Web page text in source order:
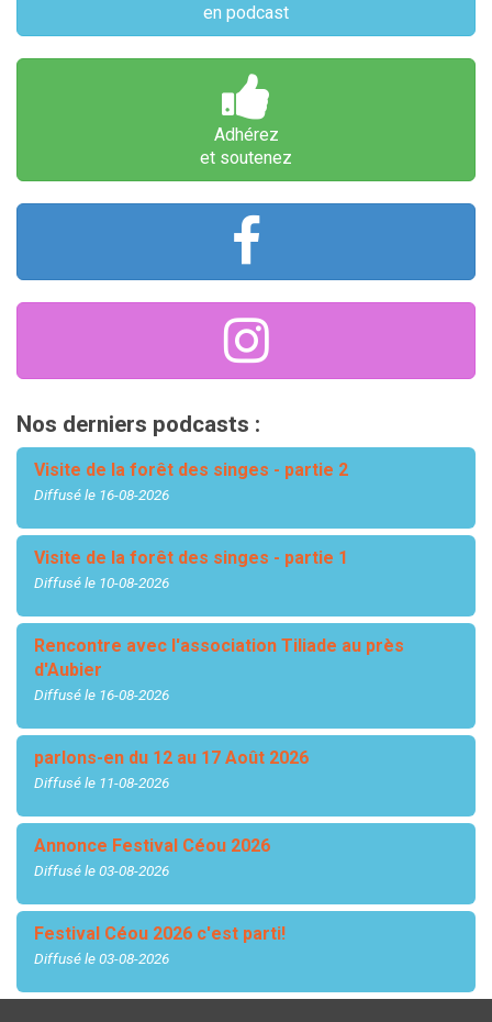
en podcast
Adhérez
et soutenez
Nos derniers podcasts :
Visite de la forêt des singes - partie 2
Diffusé le 16-08-2026
Visite de la forêt des singes - partie 1
Diffusé le 10-08-2026
Rencontre avec l'association Tiliade au près
d'Aubier
Diffusé le 16-08-2026
parlons-en du 12 au 17 Août 2026
Diffusé le 11-08-2026
Annonce Festival Céou 2026
Diffusé le 03-08-2026
Festival Céou 2026 c'est parti!
Diffusé le 03-08-2026